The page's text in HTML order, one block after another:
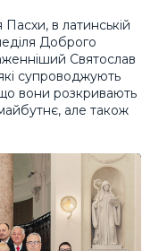
в латинській
Доброго
Святослав
супроводжують
вони розкривають
але також